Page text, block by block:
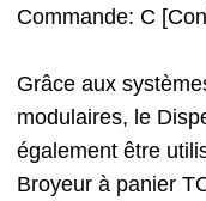
Commande C
Grâce aux
modulaires, le
également être
Broyeur à panier